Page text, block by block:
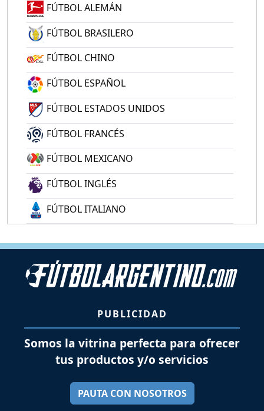
FÚTBOL ALEMÁN
FÚTBOL BRASILERO
FÚTBOL CHINO
FÚTBOL ESPAÑOL
FÚTBOL ESTADOS UNIDOS
FÚTBOL FRANCÉS
FÚTBOL MEXICANO
FÚTBOL INGLÉS
FÚTBOL ITALIANO
PUBLICIDAD
Somos la vitrina perfecta para ofrecer
tus productos y/o servicios
PAUTA CON NOSOTROS